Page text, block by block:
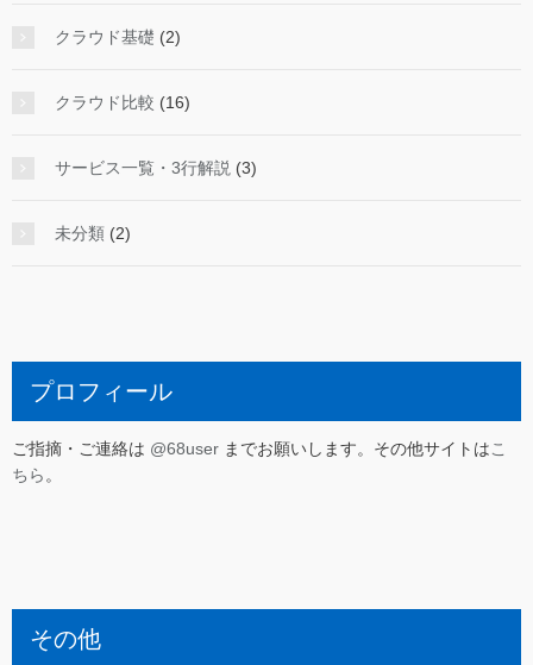
クラウド基礎 (2)
クラウド比較 (16)
サービス一覧・3行解説 (3)
未分類 (2)
プロフィール
ご指摘・ご連絡は @68user までお願いします。その他サイトはこ
ちら 。
その他